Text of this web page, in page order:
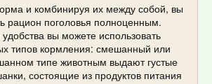
и комбинируя их между собой, вы
рацион поголовья полноценным.
вы можете использовать
типов кормления: смешанный или
типе животным выдают густые
состоящие из продуктов питания